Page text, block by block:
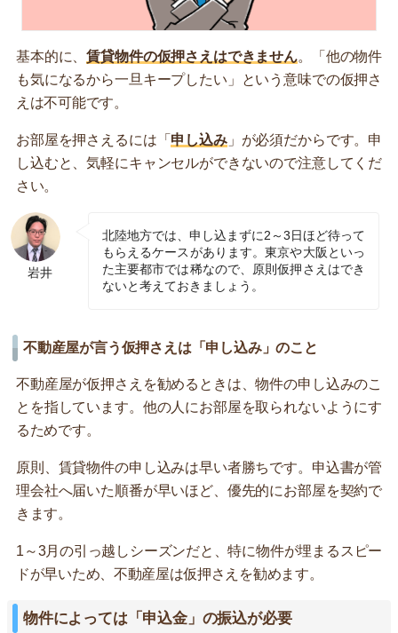
基本的に、賃貸物件の仮押さえはできません。「他の物件
も気になるから一旦キープしたい」という意味での仮押さ
えは不可能です。
お部屋を押さえるには「 申し込み」が必須だからです。申
し込むと、気軽にキャンセルができないので注意してくだ
さい。
岩井
北陸地方では、申し込まずに2～3日ほど待って
もらえるケースがあります。東京や大阪といっ
た主要都市では稀なので、原則仮押さえはでき
ないと考えておきましょう。
不動産屋が言う仮押さえは「申し込み」のこと
不動産屋が仮押さえを勧めるときは、物件の申し込みのこ
とを指しています。他の人にお部屋を取られないようにす
るためです。
原則、賃貸物件の申し込みは早い者勝ちです。申込書が管
理会社へ届いた順番が早いほど、優先的にお部屋を契約で
きます。
1～3月の引っ越しシーズンだと、特に物件が埋まるスピー
ドが早いため、不動産屋は仮押さえを勧めます。
物件によっては「申込金」の振込が必要